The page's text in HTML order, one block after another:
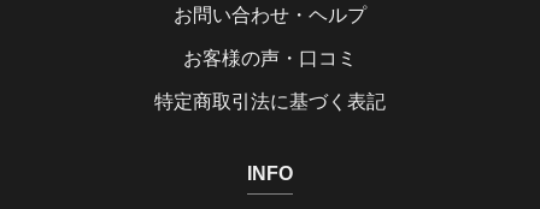
お問い合わせ・ヘルプ
お客様の声・口コミ
特定商取引法に基づく表記
INFO